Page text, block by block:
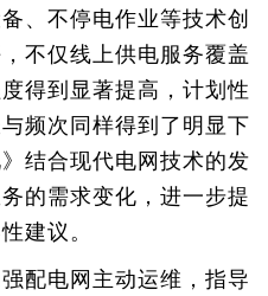
、不停电作业等技术创
不仅线上供电服务覆盖
得到显著提高，计划性
频次同样得到了明显下
结合现代电网技术的发
的需求变化，进一步提
建议。
配电网主动运维，指导